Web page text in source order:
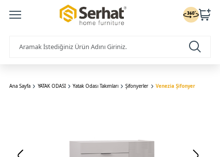
Ana Sayfa YATAK ODASI Yatak Odası Takımları Şifonyerler Venezia Şifonyer